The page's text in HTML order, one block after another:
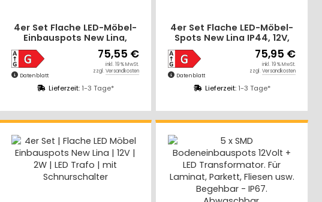
4er Set Flache LED-Möbel-
Einbauspots New Lina,
IP44, 12V, 2W, inklusive
Plug & Play Trafo
Lieferzeit:1-3 Tage*
Datenblatt
75,55 €
inkl. 19 % MwSt.
zzgl.Versandkosten
4er Set Flache LED-Möbel-
Spots New Lina IP44, 12V,
2,2W, inklusive Plug & Play
Trafo. Chrom
Lieferzeit:1-3 Tage*
Datenblatt
75,95 €
inkl. 19 % MwSt.
zzgl. Versandkosten